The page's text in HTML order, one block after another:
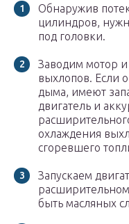
Обнаружив
цилиндров,
под головки.
Заводим мотор и
выхлопов. Если
дыма, имеют
двигатель и
охлаждения
сгоревшего
Запускаем
быть масляных